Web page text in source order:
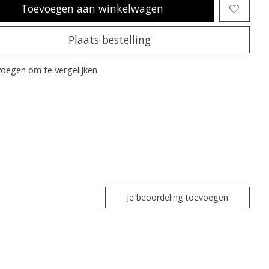
Toevoegen aan winkelwagen
Plaats bestelling
om te vergelijken
Je beoordeling toevoegen